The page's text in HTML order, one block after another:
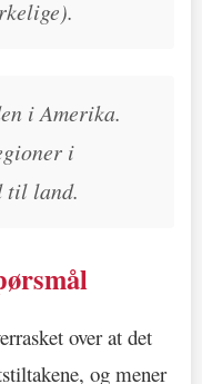
i Amerika.
i
til land.
over at det
og mener